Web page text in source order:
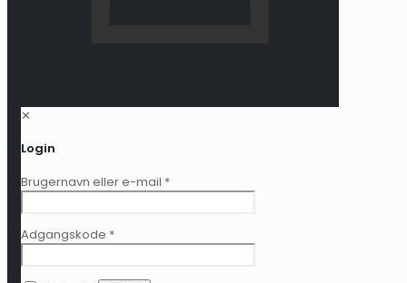
✕
Login
Brugernavn eller e-mail *
Adgangskode *